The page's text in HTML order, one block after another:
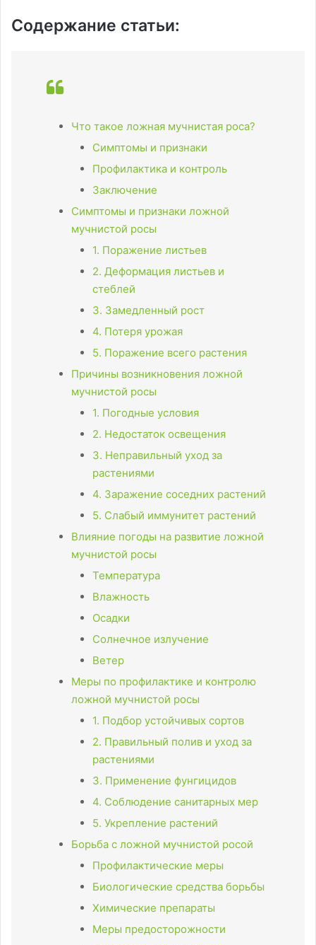
Содержание статьи:
Что такое ложная мучнистая роса?
Симптомы и признаки
Профилактика и контроль
Заключение
Симптомы и признаки ложной
мучнистой росы
1. Поражение листьев
2. Деформация листьев и
стеблей
3. Замедленный рост
4. Потеря урожая
5. Поражение всего растения
Причины возникновения ложной
мучнистой росы
1. Погодные условия
2. Недостаток освещения
3. Неправильный уход за
растениями
4. Заражение соседних растений
5. Слабый иммунитет растений
Влияние погоды на развитие ложной
мучнистой росы
Температура
Влажность
Осадки
Солнечное излучение
Ветер
Меры по профилактике и контролю
ложной мучнистой росы
1. Подбор устойчивых сортов
2. Правильный полив и уход за
растениями
3. Применение фунгицидов
4. Соблюдение санитарных мер
5. Укрепление растений
Борьба с ложной мучнистой росой
Профилактические меры
Биологические средства борьбы
Химические препараты
Меры предосторожности